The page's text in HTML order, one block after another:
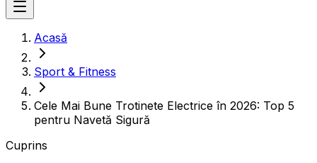
Acasă
Sport & Fitness
Cele Mai Bune Trotinete Electrice în 2026: Top 5
pentru Navetă Sigură
Cuprins